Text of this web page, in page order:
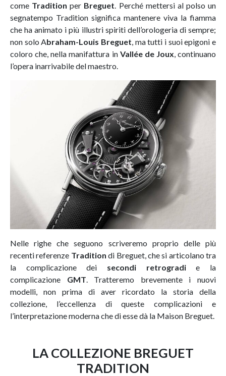
come Tradition per Breguet. Perché mettersi al polso un
segnatempo Tradition significa mantenere viva la fiamma
che ha animato i più illustri spiriti dell’orologeria di sempre;
non solo Abraham-Louis Breguet, ma tutti i suoi epigoni e
coloro che, nella manifattura in Vallée de Joux, continuano
l’opera inarrivabile del maestro.
Nelle righe che seguono scriveremo proprio delle più
recenti referenze Tradition di Breguet, che si articolano tra
la complicazione dei secondi retrogradie la
complicazione GMT . Tratteremo brevemente i nuovi
modelli, non prima di aver ricordato la storia della
collezione, l’eccellenza di queste complicazioni e
l’interpretazione moderna che di esse dà la Maison Breguet.
LA COLLEZIONE BREGUET
TRADITION